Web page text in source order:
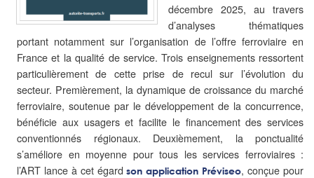
décembre 2025, au travers
d’analyses thématiques
portant notamment sur l’organisation de l’offre ferroviaire en
France et la qualité de service. Trois enseignements ressortent
particulièrement de cette prise de recul sur l’évolution du
secteur. Premièrement, la dynamique de croissance du marché
ferroviaire, soutenue par le développement de la concurrence,
bénéficie aux usagers et facilite le financement des services
conventionnés régionaux. Deuxièmement, la ponctualité
s’améliore en moyenne pour tous les services ferroviaires :
l’ART lance à cet égardson application Préviseo, conçue pour